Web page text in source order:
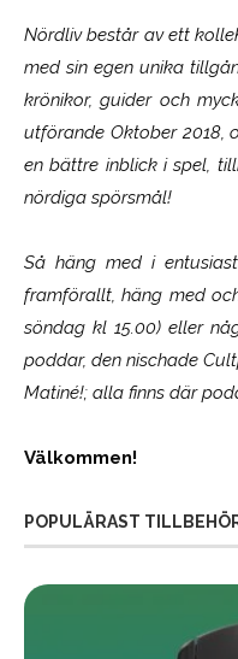
Nördliv består av ett
med sin egen unika
krönikor, guider och
utförande Oktober 2018,
en bättre inblick i spel,
nördiga spörsmål!
Så häng med i
framförallt, häng med
söndag kl 15.00) eller
poddar, den nischade
Matiné!; alla finns där
Välkommen!
POPULÄRAST